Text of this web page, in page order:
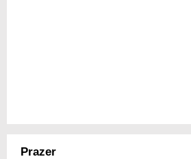
Prazer